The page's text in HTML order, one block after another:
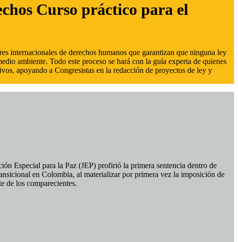
Curso práctico para el
internacionales de derechos humanos que garantizan que ninguna ley
ambiente. Todo este proceso se hará con la guía experta de quienes
apoyando a Congresistas en la redacción de proyectos de ley y
Especial para la Paz (JEP) profirió la primera sentencia dentro de
en Colombia, al materializar por primera vez la imposición de
de los comparecientes.